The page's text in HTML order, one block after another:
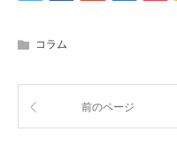
コラム
前のページ